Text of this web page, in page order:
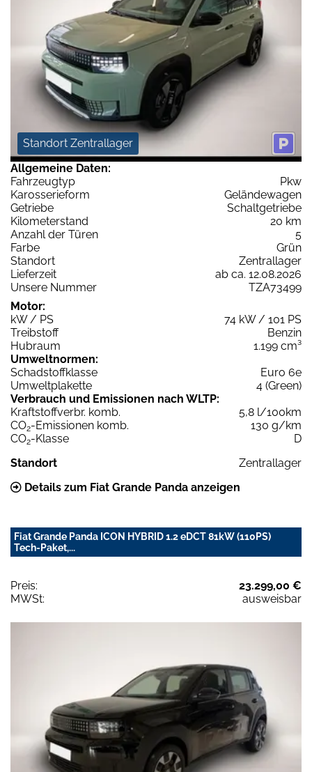
Standort Zentrallager
Allgemeine Daten:
Fahrzeugtyp
Pkw
Karosserieform
Geländewagen
Getriebe
Schaltgetriebe
Kilometerstand
20 km
Anzahl der Türen
5
Farbe
Grün
Standort
Zentrallager
Lieferzeit
ab ca. 12.08.2026
Unsere Nummer
TZA73499
Motor:
kW / PS
74 kW / 101 PS
Treibstoff
Benzin
Hubraum
1.199 cm³
Umweltnormen:
Schadstoffklasse
Euro 6e
Umweltplakette
4 (Green)
Verbrauch und Emissionen nach WLTP:
Kraftstoffverbr. komb.
5,8 l/100km
CO2-Emissionen komb.
130 g/km
CO2-Klasse
D
Standort
Zentrallager
Details zum Fiat Grande Panda anzeigen
Fiat Grande Panda ICON HYBRID 1.2 eDCT 81kW (110PS)
Tech-Paket,...
Preis:
23.299,00 €
MWSt:
ausweisbar